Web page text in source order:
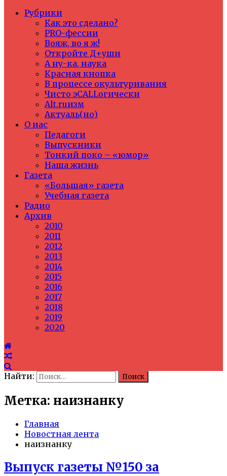
Рубрики
Как это сделано?
PRO-фессии
Вояж, во я ж!
Откройте Д+уши
А ну-ка, наука
Красная кнопка
В процессе окультуривания
Чисто эCALLогически
Alt.ruизм
Актуаль(но)
О нас
Педагоги
Выпускники
Тонкий поко – «юмор»
Наша жизнь
Газета
«Большая» газета
Учебная газета
Радио
Архив
2010
2011
2012
2013
2014
2015
2016
2017
2018
2019
2020
Найти:
Метка: наизнанку
Главная
Новостная лента
наизнанку
Выпуск газеты №150 за